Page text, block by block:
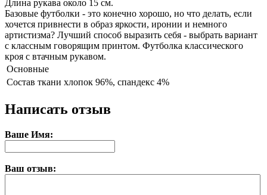
Длина рукава около 15 см.
Базовые футболки - это конечно хорошо, но что делать, если
хочется привнести в образ яркости, иронии и немного
артистизма? Лучший способ выразить себя - выбрать вариант
с классным говорящим принтом. Футболка классического
кроя с втачным рукавом.
Основные
Состав ткани хлопок 96%, спандекс 4%
Написать отзыв
Ваше Имя:
Ваш отзыв: